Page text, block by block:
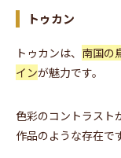
トゥカン
トゥカンは、 南国の
インが魅力です。
色彩のコントラスト
作品のような存在で